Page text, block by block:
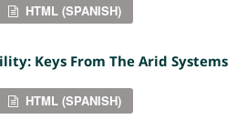
HTML (SPANISH)
Keys From The Arid Systems
HTML (SPANISH)